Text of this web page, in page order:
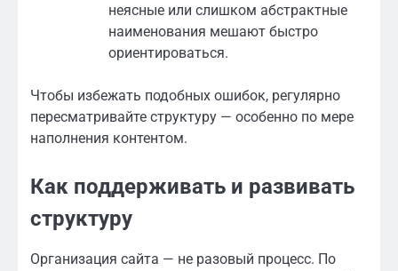
неясные или слишком абстрактные
наименования мешают быстро
ориентироваться.
Чтобы избежать подобных ошибок, регулярно
пересматривайте структуру — особенно по мере
наполнения контентом.
Как поддерживать и развивать
структуру
Организация сайта — не разовый процесс. По